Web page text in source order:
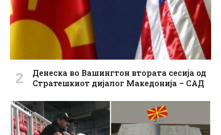
Денеска во Вашингтон втората сесија од
Стратешкиот дијалог Македонија – САД